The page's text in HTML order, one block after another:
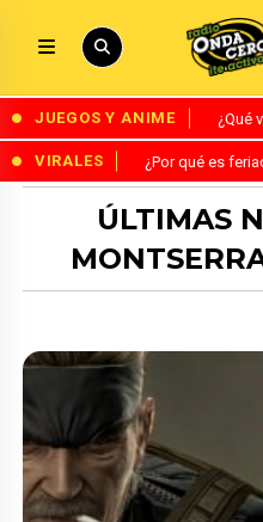
JUEGOS Y ANIME ¿Qué
VIRALES ¿Por qué es
ÚLTIMAS